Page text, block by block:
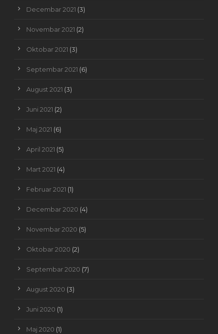
Decembar 2021 (3)
Novembar 2021 (2)
Oktobar 2021 (3)
Septembar 2021 (6)
August 2021 (3)
Juni 2021 (2)
Maj 2021 (6)
April 2021 (5)
Mart 2021 (4)
Februar 2021 (1)
Decembar 2020 (4)
Novembar 2020 (5)
Oktobar 2020 (2)
Septembar 2020 (7)
August 2020 (3)
Juni 2020 (1)
Maj 2020 (1)